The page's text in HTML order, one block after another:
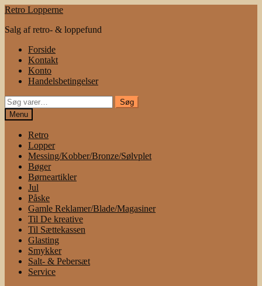
Spring
navigation
Spring
indhold
Retro Lopperne
Salg af retro- & loppefund
Forside
Kontakt
Konto
Handelsbetingelser
Søg
efter:
Søg
Menu
Retro
Lopper
Messing/Kobber/Bronze/Sølvplet
Bøger
Børneartikler
Jul
Påske
Gamle Reklamer/Blade/Magasiner
Til De kreative
Til Sættekassen
Glasting
Smykker
Salt- & Pebersæt
Service